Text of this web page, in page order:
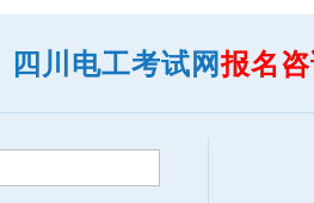
四川电工考试网报名